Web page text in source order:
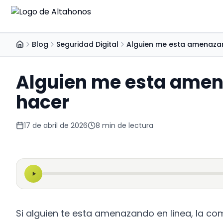
InicioBlog Seguridad Digital Alguien me esta
Alguien me esta
hacer
17 de abril de 2026 8 min de lectura
Si alguien te esta amenazando en linea, la